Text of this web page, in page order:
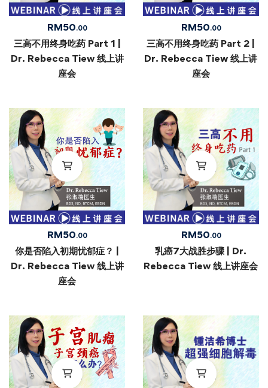
RM50.00
三高不用终身吃药 Part 1 |
Dr. Rebecca Tiew 线上讲
座会
RM50.00
三高不用终身吃药 Part 2 |
Dr. Rebecca Tiew 线上讲
座会
RM50.00
你是否陷入初期忧郁症？ |
Dr. Rebecca Tiew 线上讲
座会
RM50.00
乳癌7大战胜步骤 | Dr.
Rebecca Tiew 线上讲座会